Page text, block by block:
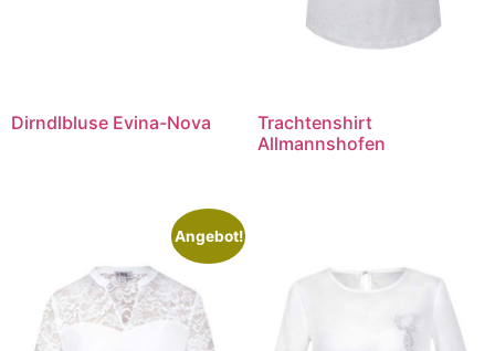
Dirndlbluse Evina-Nova
Trachtenshirt
Allmannshofen
Angebot!